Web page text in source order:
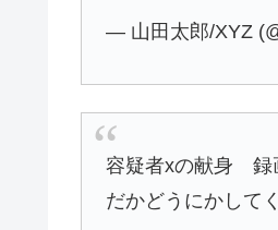
— 山田太郎/XYZ
容疑者xの献身 録
だかどうにかして